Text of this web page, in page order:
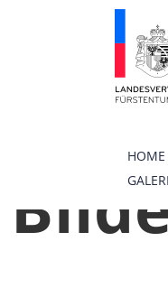
HOME